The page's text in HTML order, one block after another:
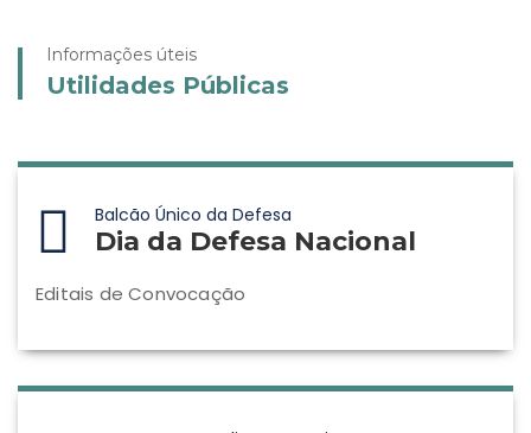
Informações úteis
Utilidades Públicas
Balcão Único da Defesa
Dia da Defesa Nacional
Editais de Convocação